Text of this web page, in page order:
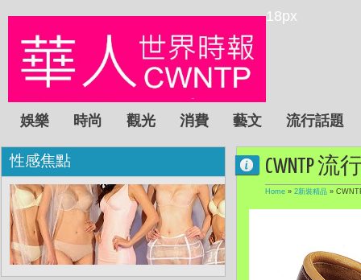
18px
娛樂 時尚 觀光 消費 藝文 流行話題
CWNTP 流
Home » 2新裝精品 »
性感焦點